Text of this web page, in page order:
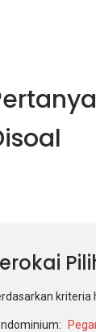
kriteria